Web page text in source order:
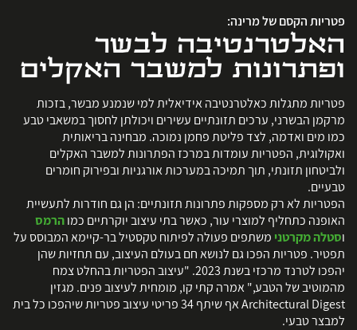
פטריות הקסם של מרינה:
האלטרנטיבה לבשר
ופתרונות למשבר האקלים
פטריות מתגלות כאלטרנטיבה אידיאלית למי שנמנע מבשר, בזכות
מרקמן הבשרני, ערכים תזונתיים עשירים ויכולתן לחסוך במשאבי טבע
כמו מים ואדמה, לצד פליטת פחמן נמוכה. מבחינה בריאותית
ואקולוגית, הפטריות עומדות במרכז הפתרונות למשבר האקלים
ולביטחון תזונתי, תוך תמיכה במערכות אורגניות ובפירוק חומרים
טבעיים.
הפטריות לא רק מספקות פתרונות תזונתיים: הן גם חודרות לתעשיית
האופנה כתחליף למוצרי עור, כאשר בתי עיצוב יוקרתיים כמוהרמס
וסטלה מקרטנימשתפים פעולה לפיתוח טקסטיל בר-קיימא המבוסס על
תפטיר. פטריות הפכו גם לנושא חם בעולם העיצוב, עם תחזיות שהן
יהפכו לטרנד מרכזי בשנת 2023. "עיצוב הפטריות בהחלט צמח
מהמוטיב של הטבע," אמרה קתי קו, מומחית לעיצוב פנים. מגזין
Architectural Digest אף שיתף 34 פריטי עיצוב פטריות שיהפכו כל בית
למבצר טבעי.